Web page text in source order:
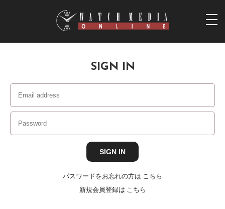
SIGN IN
パスワードをお忘れの方は こちら
新規会員登録は こちら